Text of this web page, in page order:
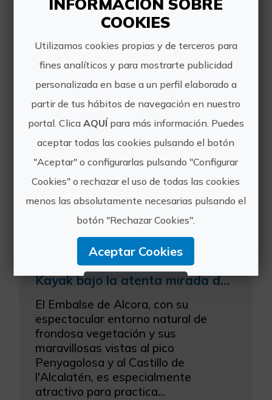
El meandro que conforma el río Mijares
Sitjar a la altura de la población de
Ribesalbes (Castellón) presenta una
natural y urba...
Kayak bajo la atenta mirada del Penyagolosa
El Embalse de Alcora, con su
espectacular entorno natural de
frondosa vegetación y sus
maravillosas vistas al pico
Penyagolosa y al Castillo de
l'Alcalatén, es especialmente
atractivo para practica...
COOKIES
Utilizamos cookies propias y de terceros para
fines analíticos y para mostrarte publicidad
personalizada en base a un perfil elaborado a
partir de tus hábitos de navegación en nuestro
portal. Clica AQUÍpara más información. Puedes
aceptar todas las cookies pulsando el botón
"Aceptar" o configurarlas pulsando "Configurar
Cookies" o rechazar el uso de todas las cookies
menos las absolutamente necesarias pulsando el
botón "Rechazar Cookies".
Aceptar Cookies
Rechazar Cookies
Configurar Cookies
Más información